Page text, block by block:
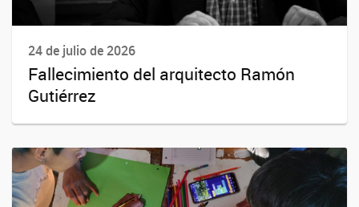
24 de julio de 2026
Fallecimiento del arquitecto Ramón
Gutiérrez